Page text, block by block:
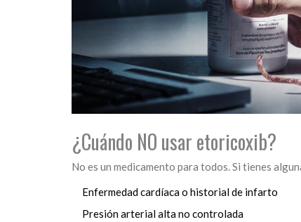
¿Cuándo NO usar etoricoxib?
No es un medicamento para todos. Si tienes
Enfermedad cardíaca o historial de infarto
Presión arterial alta no controlada